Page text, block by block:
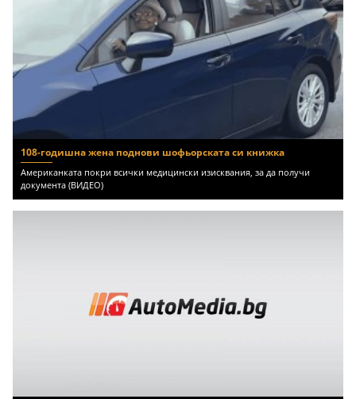
108-годишна жена поднови шофьорската си книжка
Американката покри всички медицински изисквания, за да получи
документа (ВИДЕО)